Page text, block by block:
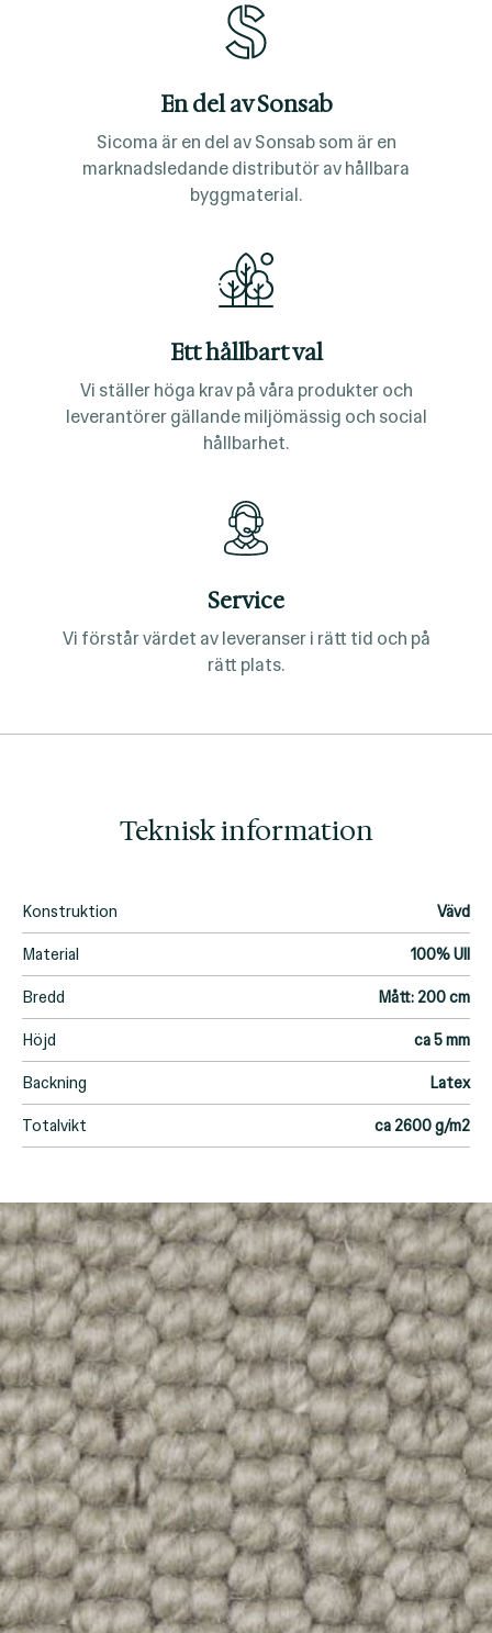
En del av Sonsab
Sicoma är en del av Sonsab som är en
marknadsledande distributör av hållbara
byggmaterial.
Ett hållbart val
Vi ställer höga krav på våra produkter och
leverantörer gällande miljömässig och social
hållbarhet.
Service
Vi förstår värdet av leveranser i rätt tid och på
rätt plats.
Teknisk information
Konstruktion Vävd
Material 100% Ull
Bredd Mått: 200 cm
Höjd ca 5 mm
Backning Latex
Totalvikt ca 2600 g/m2